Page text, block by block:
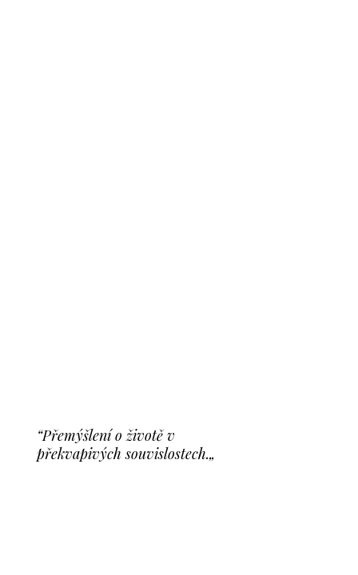
“Přemýšlení o životě v
překvapivých souvislostech.„